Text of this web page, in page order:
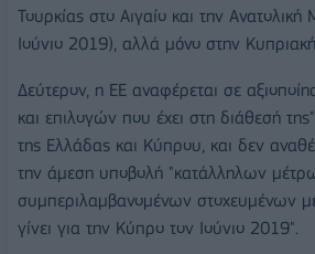
Τουρκίας στο Αιγαίο και την
Ιούνιο 2019), αλλά μόνο στην
Δεύτερον, η ΕΕ αναφέρεται σε
και επιλογών που έχει στη διάθεσή
της Ελλάδας και Κύπρου, και δεν
την άμεση υποβολή "κατάλληλων
συμπεριλαμβανομένων στοχευμένων
γίνει για την Κύπρο τον Ιούνιο 2019".